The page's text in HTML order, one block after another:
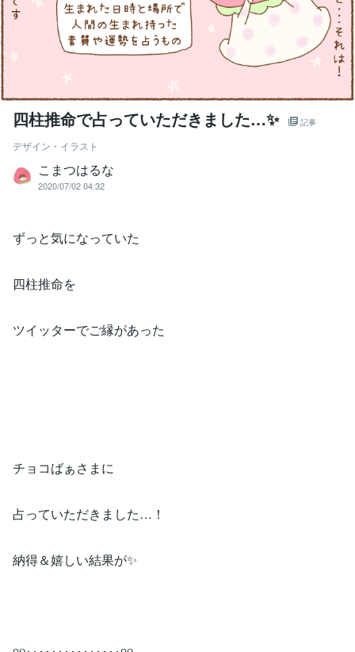
四柱推命で占っていただきました…✨ 記事
デザイン・イラスト
こまつはるな
2020/07/02 04:32
ずっと気になっていた
四柱推命を
ツイッターでご縁があった
チョコばぁさまに
占っていただきました…！
納得＆嬉しい結果が✨